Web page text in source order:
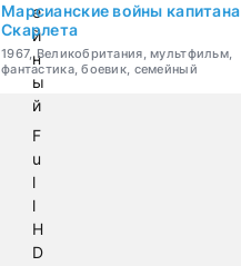
е
й
н
ы
й
F
u
l
l
H
D
Марсианские войны капитана
Скарлета
1967, Великобритания, мультфильм,
фантастика, боевик, семейный